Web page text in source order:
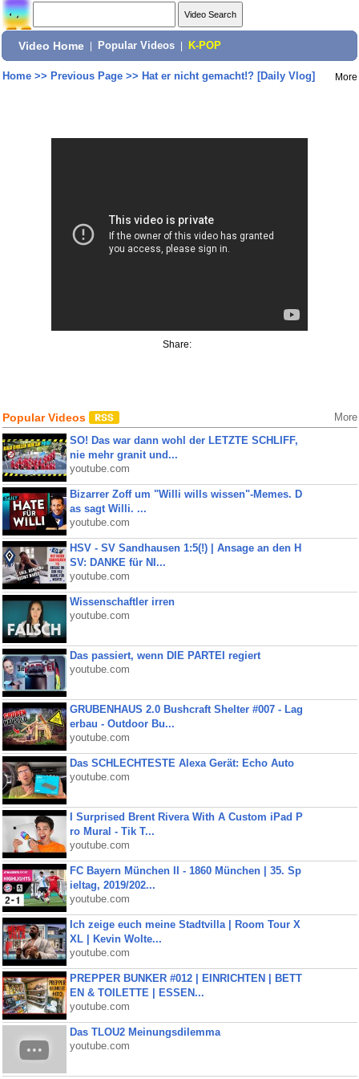
Video Home Popular Videos K-POP
Home>> Previous Page>> Hat er nicht gemacht!? [Daily Vlog] More
Share:
Popular Videos More
SO! Das war dann wohl der LETZTE SCHLIFF,
nie mehr granit und...
youtube.com
Bizarrer Zoff um "Willi wills wissen"-Memes. D
as sagt Willi. ...
youtube.com
HSV - SV Sandhausen 1:5(!) | Ansage an den H
SV: DANKE für NI...
youtube.com
Wissenschaftler irren
youtube.com
Das passiert, wenn DIE PARTEI regiert
youtube.com
GRUBENHAUS 2.0 Bushcraft Shelter #007 - Lag
erbau - Outdoor Bu...
youtube.com
Das SCHLECHTESTE Alexa Gerät: Echo Auto
youtube.com
I Surprised Brent Rivera With A Custom iPad P
ro Mural - Tik T...
youtube.com
FC Bayern München II - 1860 München | 35. Sp
ieltag, 2019/202...
youtube.com
Ich zeige euch meine Stadtvilla | Room Tour X
XL | Kevin Wolte...
youtube.com
PREPPER BUNKER #012 | EINRICHTEN | BETT
EN & TOILETTE | ESSEN...
youtube.com
Das TLOU2 Meinungsdilemma
youtube.com